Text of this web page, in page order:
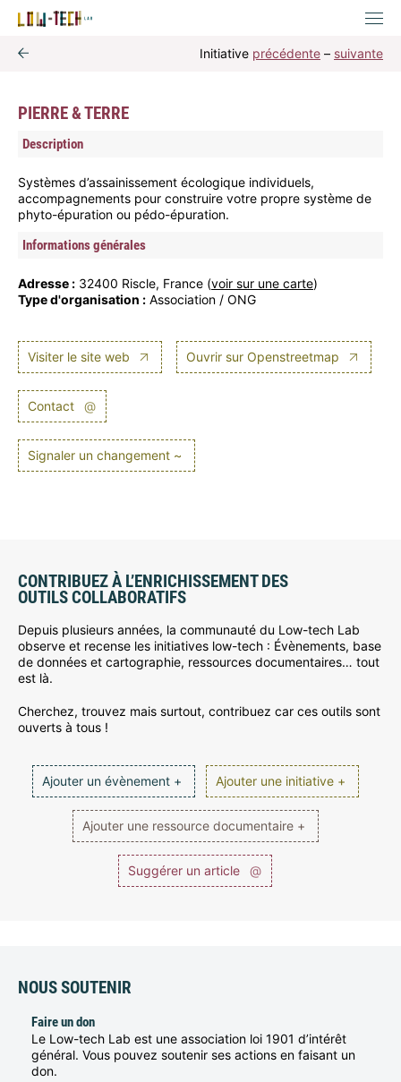
Initiative précédente – suivante
PIERRE & TERRE
Description
Systèmes d’assainissement écologique individuels,
accompagnements pour construire votre propre système de
phyto-épuration ou pédo-épuration.
Informations générales
Adresse : 32400 Riscle, France (voir sur une carte)
Type d'organisation : Association / ONG
Visiter le site web Ouvrir sur Openstreetmap
Contact @
Signaler un changement ~
CONTRIBUEZ À L’ENRICHISSEMENT DES
OUTILS COLLABORATIFS
Depuis plusieurs années, la communauté du Low-tech Lab
observe et recense les initiatives low-tech : Évènements, base
de données et cartographie, ressources documentaires… tout
est là.
Cherchez, trouvez mais surtout, contribuez car ces outils sont
ouverts à tous !
Ajouter un évènement + Ajouter une initiative +
Ajouter une ressource documentaire +
Suggérer un article @
NOUS SOUTENIR
Faire un don
Le Low-tech Lab est une association loi 1901 d’intérêt
général. Vous pouvez soutenir ses actions en faisant un
don.